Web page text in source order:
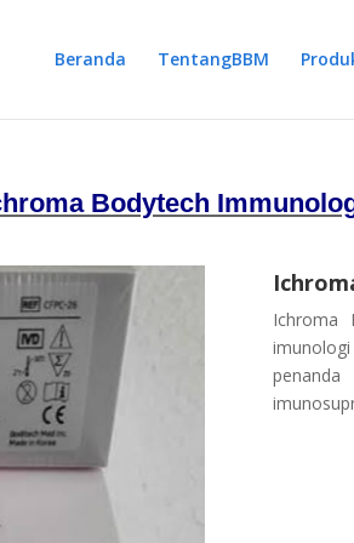
Beranda TentangBBM
Bodytech
Ichroma